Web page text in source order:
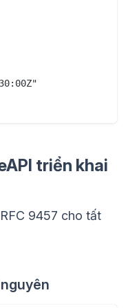
triển khai
9457 cho tất